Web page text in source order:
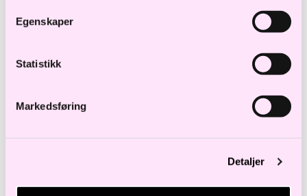
Egenskaper
Statistikk
Markedsføring
Detaljer
Netsecurity og vår advokat Andreas G.
lovgivning og et dypdykk i hvordan du kan